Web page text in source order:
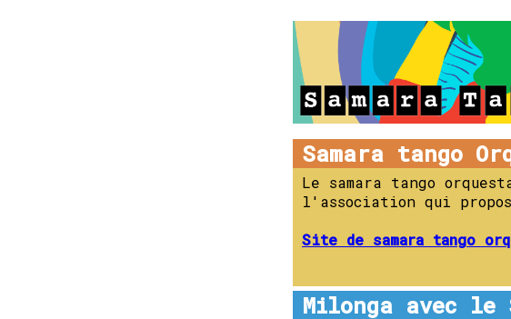
Samara tango
Le samara tango
l'association qui
Site de samara tango
Milonga avec le